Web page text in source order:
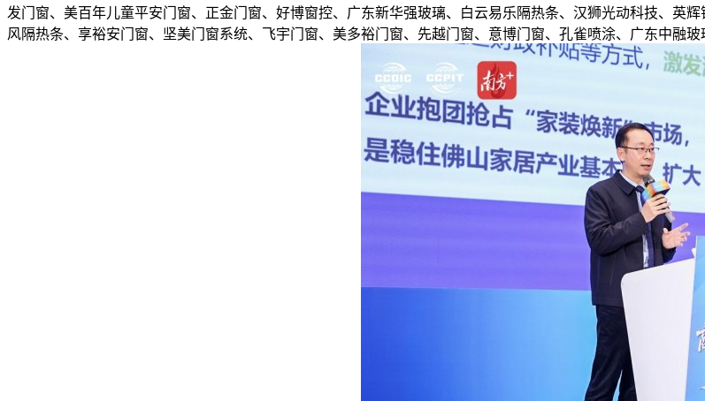
发门窗、美百年儿童平安门窗、正金门窗、好博窗控、广东新华强玻璃、白云易乐隔热条、汉狮光动科技、英
风隔热条、享裕安门窗、坚美门窗系统、飞宇门窗、美多裕门窗、先越门窗、意博门窗、孔雀喷涂、广东中融